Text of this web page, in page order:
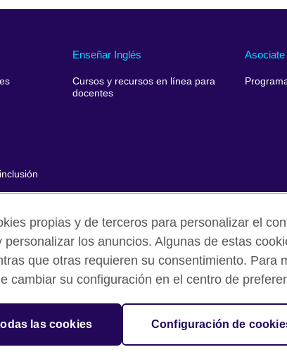
Enseñar Inglés
Cursos y recursos en línea para
docentes
Políticas de privacidad y condiciones de uso Cookies
(England and Wales) SC037733 (Scotland).
propias y de terceros para personalizar el
personalizar los anuncios. Algunas de estas
que otras requieren su consentimiento. Para
cambiar su configuración en el centro de
las cookies Configuración de